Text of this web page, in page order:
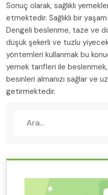
Sonuç olarak, sağlıklı
etmektedir. Sağlıklı bir
Dengeli beslenme, taze ve
düşük şekerli ve tuzlu
yöntemleri kullanmak bu
yemek tarifleri ile
besinleri almanızı sağlar ve
getirmektedir.